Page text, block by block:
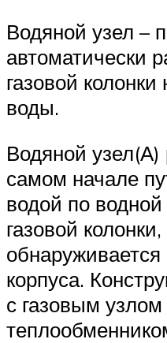
Водяной узел –
автоматически
газовой
воды.
Водяной узел(А)
самом начале
водой по водной
газовой
корпуса.
с газовым